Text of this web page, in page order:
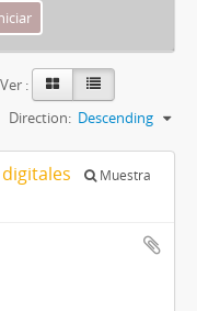
Ver :
Direction: Descending
Muestra